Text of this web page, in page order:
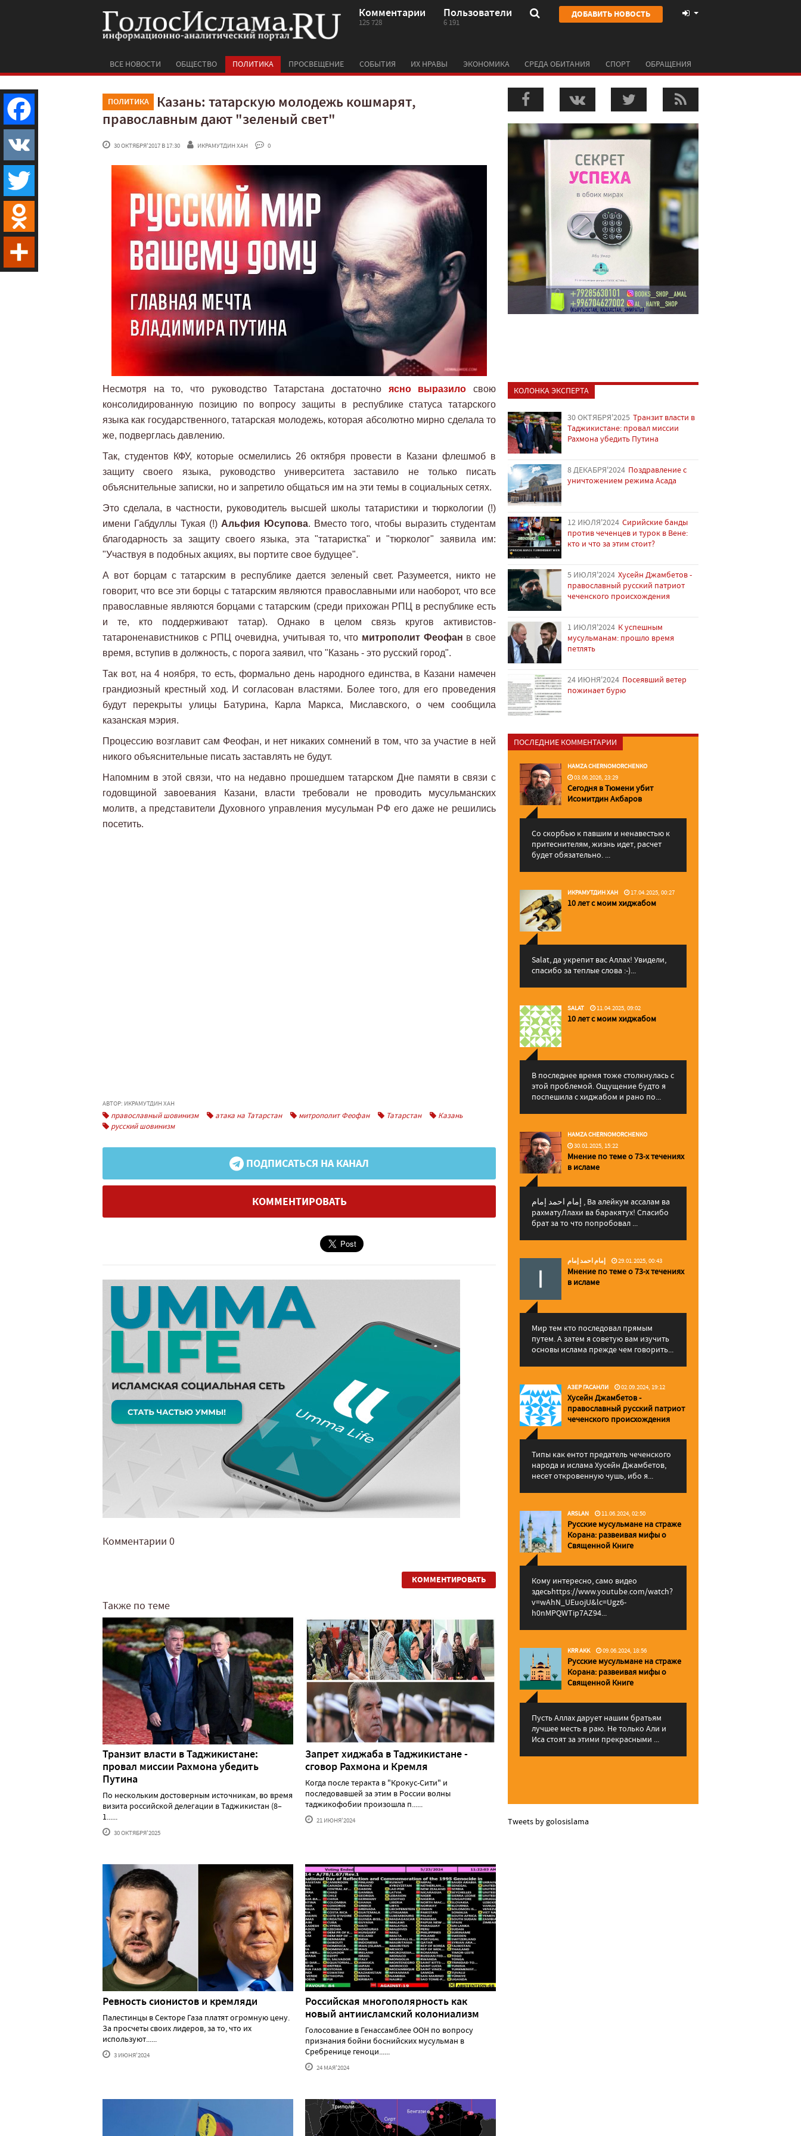
Комментарии
125 728
Пользователи
6 191
ДОБАВИТЬ НОВОСТЬ
ВСЕ НОВОСТИ ОБЩЕСТВО ПОЛИТИКА ПРОСВЕЩЕНИЕ СОБЫТИЯ ИХ НРАВЫ ЭКОНОМИКА СРЕДА ОБИТАНИЯ СПОРТ ОБРАЩЕНИЯ
ПОЛИТИКА
Казань: татарскую молодежь кошмарят,
православным дают "зеленый свет"
30 ОКТЯБРЯ'2017 В 17:30 ИКРАМУТДИН ХАН 0
Несмотря на то, что руководство Татарстана достаточно ясно выразило свою
консолидированную позицию по вопросу защиты в республике статуса татарского
языка как государственного, татарская молодежь, которая абсолютно мирно сделала то
же, подверглась давлению.
Так, студентов КФУ, которые осмелились 26 октября провести в Казани флешмоб в
защиту своего языка, руководство университета заставило не только писать
объяснительные записки, но и запретило общаться им на эти темы в социальных сетях.
Это сделала, в частности, руководитель высшей школы татаристики и тюркологии (!)
имени Габдуллы Тукая (!) Альфия Юсупова. Вместо того, чтобы выразить студентам
благодарность за защиту своего языка, эта "татаристка" и "тюрколог" заявила им:
"Участвуя в подобных акциях, вы портите свое будущее".
А вот борцам с татарским в республике дается зеленый свет. Разумеется, никто не
говорит, что все эти борцы с татарским являются православными или наоборот, что все
православные являются борцами с татарским (среди прихожан РПЦ в республике есть
и те, кто поддерживают татар). Однако в целом связь кругов активистов-
татароненавистников с РПЦ очевидна, учитывая то, что митрополит Феофан в свое
время, вступив в должность, с порога заявил, что "Казань - это русский город".
Так вот, на 4 ноября, то есть, формально день народного единства, в Казани намечен
грандиозный крестный ход. И согласован властями. Более того, для его проведения
будут перекрыты улицы Батурина, Карла Маркса, Миславского, о чем сообщила
казанская мэрия.
Процессию возглавит сам Феофан, и нет никаких сомнений в том, что за участие в ней
никого объяснительные писать заставлять не будут.
Напомним в этой связи, что на недавно прошедшем татарском Дне памяти в связи с
годовщиной завоевания Казани, власти требовали не проводить мусульманских
молитв, а представители Духовного управления мусульман РФ его даже не решились
посетить.
АВТОР: ИКРАМУТДИН ХАН
православный шовинизм атака на Татарстан митрополит Феофан Татарстан
Казань
русский шовинизм
ПОДПИСАТЬСЯ НА КАНАЛ
КОММЕНТИРОВАТЬ
Комментарии 0
КОММЕНТИРОВАТЬ
Также по теме
Транзит власти в Таджикистане:
провал миссии Рахмона убедить
Путина
По нескольким достоверным источникам, во время
визита российской делегации в Таджикистан (8–
1......
30 ОКТЯБРЯ'2025
Запрет хиджаба в Таджикистане -
сговор Рахмона и Кремля
Когда после теракта в "Крокус-Сити" и
последовавшей за этим в России волны
таджикофобии произошла п......
21 ИЮНЯ'2024
Ревность сионистов и кремляди
Палестинцы в Секторе Газа платят огромную цену.
За просчеты своих лидеров, за то, что их
используют......
3 ИЮНЯ'2024
Российская многополярность как
новый антиисламский колониализм
Голосование в Генассамблее ООН по вопросу
признания бойни боснийских мусульман в
Сребренице геноци......
24 МАЯ'2024
КОЛОНКА ЭКСПЕРТА
30 ОКТЯБРЯ'2025 Транзит власти в
Таджикистане: провал миссии
Рахмона убедить Путина
8 ДЕКАБРЯ'2024 Поздравление с
уничтожением режима Асада
12 ИЮЛЯ'2024 Сирийские банды
против чеченцев и турок в Вене:
кто и что за этим стоит?
5 ИЮЛЯ'2024 Хусейн Джамбетов -
православный русский патриот
чеченского происхождения
1 ИЮЛЯ'2024 К успешным
мусульманам: прошло время
петлять
24 ИЮНЯ'2024 Посеявший ветер
пожинает бурю
ПОСЛЕДНИЕ КОММЕНТАРИИ
HAMZA CHERNOMORCHENKO
03.06.2026, 23:29
Сегодня в Тюмени убит
Исомитдин Акбаров
Со скорбью к павшим и ненавестью к
притеснителям, жизнь идет, расчет
будет обязательно. ...
ИКРАМУТДИН ХАН 17.04.2025, 00:27
10 лет с моим хиджабом
Salat, да укрепит вас Аллаx! Увидели,
спасибо за теплые слова :-)...
SALAT 11.04.2025, 09:02
10 лет с моим хиджабом
В последнее время тоже столкнулась с
этой проблемой. Ощущение будто я
поспешила с хиджабом и рано по...
HAMZA CHERNOMORCHENKO
30.01.2025, 15:22
Мнение по теме о 73-х течениях
в исламе
إمام احمد إمام , Ва алейкум ассалам ва
рахматуЛлахи ва баракятух! Спасибо
брат за то что попробовал ...
إمام احمد إمام 29.01.2025, 00:43
Мнение по теме о 73-х течениях
в исламе
Мир тем кто последовал прямым
путем. А затем я советую вам изучить
основы ислама прежде чем говорить...
АЗЕР ГАСАНЛИ 02.09.2024, 19:12
Хусейн Джамбетов -
православный русский патриот
чеченского происхождения
Типы как ентот предатель чеченского
народа и ислама Хусейн Джамбетов,
несет откровенную чушь, ибо я...
ARSLAN 11.06.2024, 02:50
Русские мусульмане на страже
Корана: pазвеивая мифы о
Священной Книге
Кому интересно, само видео
здесьhttps://www.youtube.com/watch?
v=wAhN_UEuojU&lc=Ugz6-
h0nMPQWTip7AZ94...
KRR AKK 09.06.2024, 18:56
Русские мусульмане на страже
Корана: pазвеивая мифы о
Священной Книге
Пусть Аллах дарует нашим братьям
лучшее месть в раю. Не только Али и
Иса стоят за этими прекрасными ...
Tweets by golosislama
Facebook
VK
Twitter
Odnoklassniki